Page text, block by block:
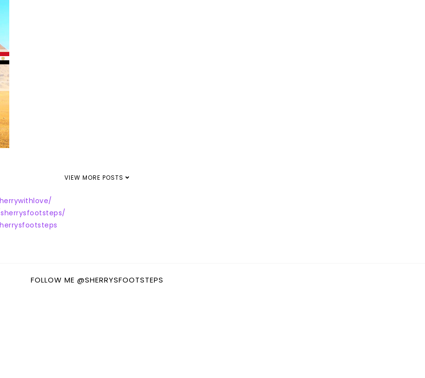
VIEW MORE POSTS
FOLLOW ME @SHERRYSFOOTSTEPS